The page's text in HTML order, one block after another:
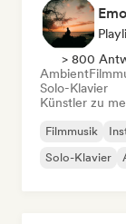
> 800
Ambient
Solo-Klavier
Künstler zu
Filmmusik
Solo-Klavier